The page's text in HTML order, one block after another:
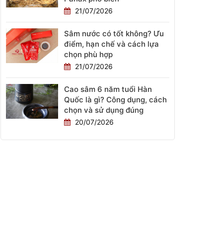
21/07/2026
Sâm nước có tốt không? Ưu
điểm, hạn chế và cách lựa
chọn phù hợp
21/07/2026
Cao sâm 6 năm tuổi Hàn
Quốc là gì? Công dụng, cách
chọn và sử dụng đúng
20/07/2026